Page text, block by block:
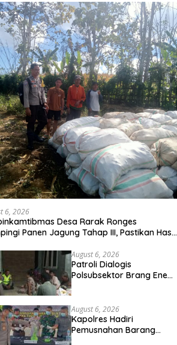
6, 2026
Desa Rarak Ronges
Panen Jagung Tahap III, Pastikan Hasil
August 6, 2026
Patroli Dialogis
Polsubsektor Brang Ene
Desa Kalimantong
August 6, 2026
Kapolres Hadiri
Pemusnahan Barang